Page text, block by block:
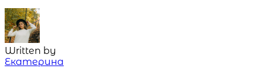
Written by
Екатерина